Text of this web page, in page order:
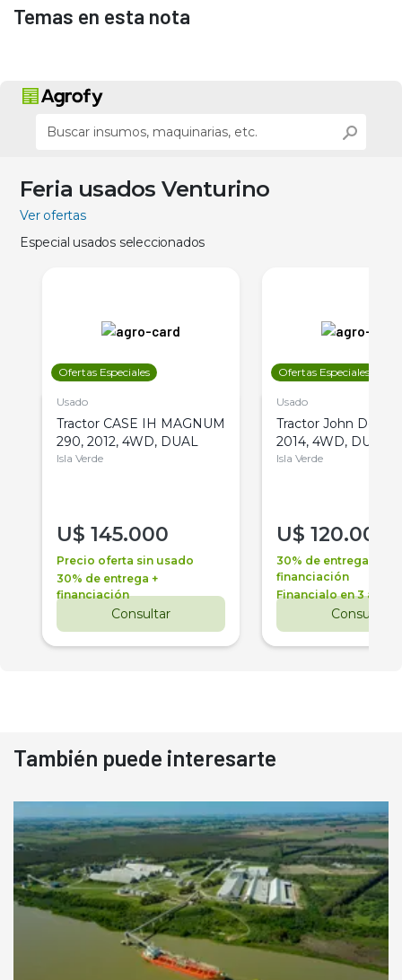
Temas en esta nota
Feria usados Venturino
Ver ofertas
Especial usados seleccionados
Ofertas Especiales
Usado
Tractor CASE IH MAGNUM
290, 2012, 4WD, DUAL
Isla Verde
U$ 145.000
Precio oferta sin usado
30% de entrega +
financiación
Consultar
Ofertas Especiales
Usado
Tractor John Deere
2014, 4WD, DUAL
Isla Verde
U$ 120.000
30% de entrega +
financiación
Financialo en 3 años
Consultar
También puede interesarte